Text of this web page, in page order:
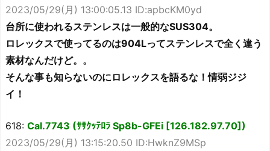
2023/05/29(月) 13:00:05.13 ID:apbcKM0yd
台所に使われるステンレスは一般的なSUS304。
ロレックスで使ってるのは904Lってステンレスで全く違う
素材なんだけど。。
そんな事も知らないのにロレックスを語るな！情弱ジジ
イ！
618: Cal.7743 (ｻｻｸｯﾃﾛﾗ Sp8b-GFEi [126.182.97.70])
2023/05/29(月) 13:15:20.50 ID:HwknZ9MSp